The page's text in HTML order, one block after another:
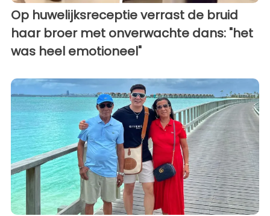
Op huwelijksreceptie verrast de bruid
haar broer met onverwachte dans: "het
was heel emotioneel"